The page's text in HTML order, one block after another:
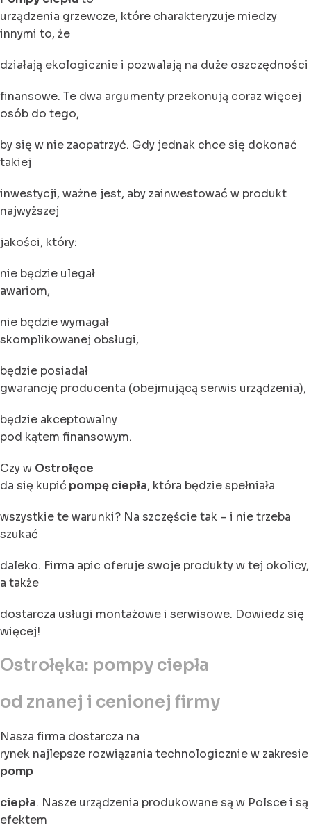
urządzenia grzewcze, które charakteryzuje miedzy
innymi to, że
działają ekologicznie i pozwalają na duże oszczędności
finansowe. Te dwa argumenty przekonują coraz więcej
osób do tego,
by się w nie zaopatrzyć. Gdy jednak chce się dokonać
takiej
inwestycji, ważne jest, aby zainwestować w produkt
najwyższej
jakości, który:
nie będzie ulegał
awariom,
nie będzie wymagał
skomplikowanej obsługi,
będzie posiadał
gwarancję producenta (obejmującą serwis urządzenia),
będzie akceptowalny
pod kątem finansowym.
Czy w Ostrołęce
da się kupić pompę ciepła, która będzie spełniała
wszystkie te warunki? Na szczęście tak – i nie trzeba
szukać
daleko. Firma apic oferuje swoje produkty w tej okolicy,
a także
dostarcza usługi montażowe i serwisowe. Dowiedz się
więcej!
Ostrołęka: pompy ciepła
od znanej i cenionej firmy
Nasza firma dostarcza na
rynek najlepsze rozwiązania technologicznie w zakresie
pomp
ciepła. Nasze urządzenia produkowane są w Polsce i są
efektem